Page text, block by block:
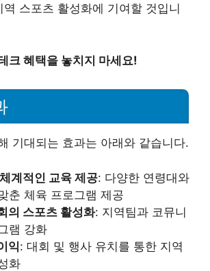
스포츠 활성화에 기여할 것입니
크 혜택을 놓치지 마세요!
기대되는 효과는 아래와 같습니다.
계적인 교육 제공: 다양한 연령대와
춘 체육 프로그램 제공
의 스포츠 활성화: 지역팀과 코뮤니
램 강화
익: 대회 및 행사 유치를 통한 지역
화